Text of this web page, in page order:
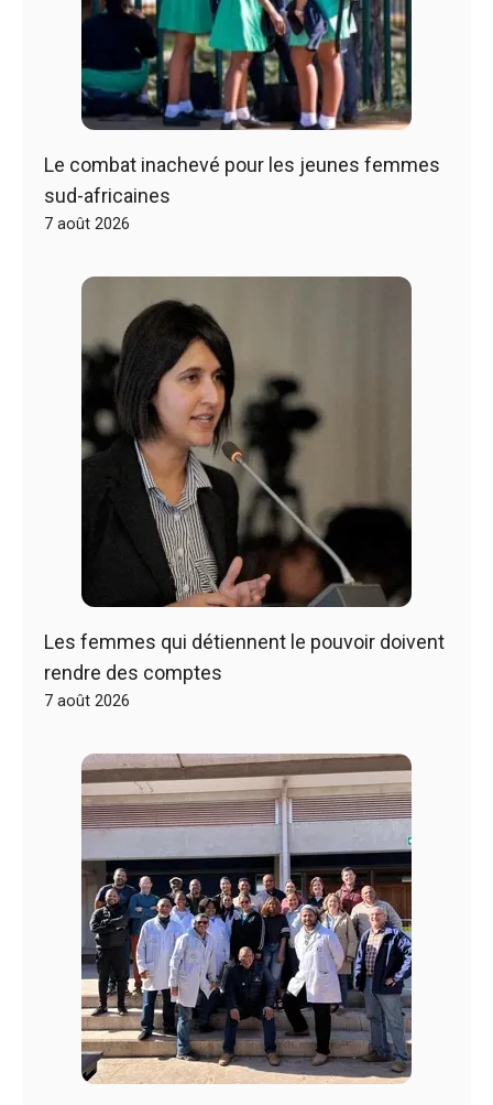
Le combat inachevé pour les jeunes femmes
sud-africaines
7 août 2026
Les femmes qui détiennent le pouvoir doivent
rendre des comptes
7 août 2026